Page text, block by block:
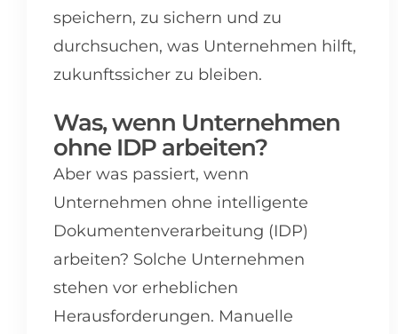
speichern, zu sichern und zu
durchsuchen, was Unternehmen hilft,
zukunftssicher zu bleiben.
Was, wenn Unternehmen
ohne IDP arbeiten?
Aber was passiert, wenn
Unternehmen ohne intelligente
Dokumentenverarbeitung (IDP)
arbeiten? Solche Unternehmen
stehen vor erheblichen
Herausforderungen. Manuelle